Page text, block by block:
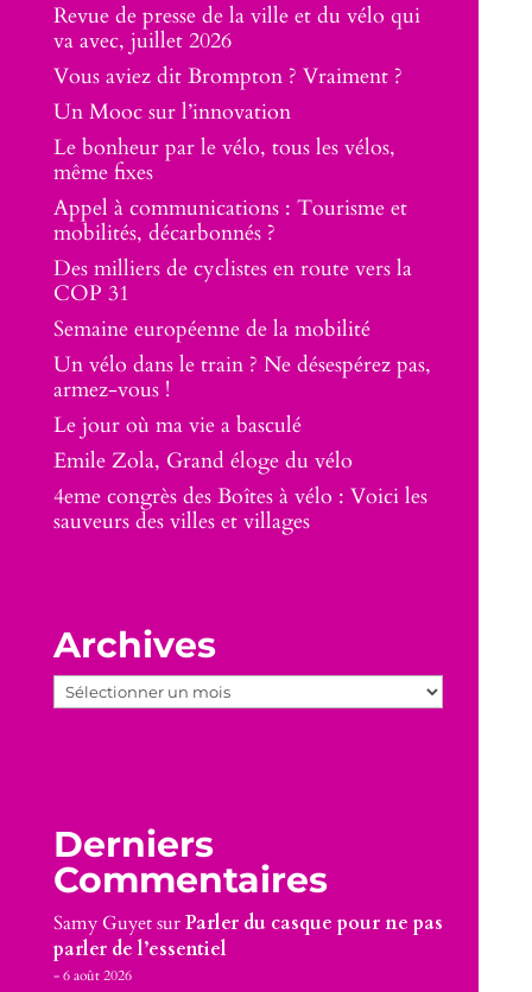
Revue de presse de la ville et du vélo qui
va avec, juillet 2026
Vous aviez dit Brompton ? Vraiment ?
Un Mooc sur l’innovation
Le bonheur par le vélo, tous les vélos,
même fixes
Appel à communications : Tourisme et
mobilités, décarbonnés ?
Des milliers de cyclistes en route vers la
COP 31
Semaine européenne de la mobilité
Un vélo dans le train ? Ne désespérez pas,
armez-vous !
Le jour où ma vie a basculé
Emile Zola, Grand éloge du vélo
4eme congrès des Boîtes à vélo : Voici les
sauveurs des villes et villages
Archives
Archives
Derniers
Commentaires
Samy GuyetsurParler du casque pour ne pas
parler de l’essentiel
6 août 2026